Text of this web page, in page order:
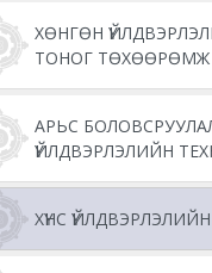
ХӨНГӨН
ТОНОГ ТӨХӨӨРӨМЖ
АРЬС
ҮЙЛДВЭРЛЭЛИЙН
ХҮНС